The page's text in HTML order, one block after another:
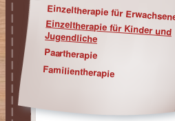
Einzeltherapie für
Einzeltherapie für Kinder und
Jugendliche
Paartherapie
Familientherapie